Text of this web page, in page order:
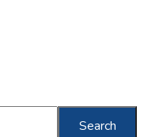
Search